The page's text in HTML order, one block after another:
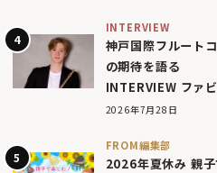
INTERVIEW
神戸国際フルート
の期待を語る
INTERVIEW ファ
2026年7月28日
FROM編集部
2026年夏休み 親